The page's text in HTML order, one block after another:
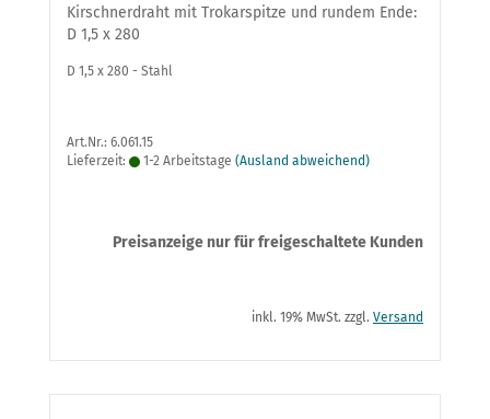
Kirschnerdraht mit Trokarspitze und rundem Ende:
D 1,5 x 280
D 1,5 x 280 - Stahl
Art.Nr.: 6.061.15
Lieferzeit:
1-2 Arbeitstage (Ausland abweichend)
Preisanzeige nur für freigeschaltete Kunden
inkl. 19% MwSt. zzgl. Versand